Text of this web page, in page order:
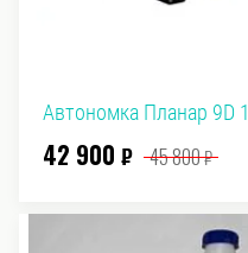
Автономка Планар 9D
42 900 ₽ 45 800₽